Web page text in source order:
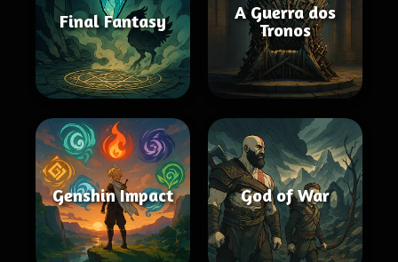
Final Fantasy
A Guerra dos
Tronos
Genshin Impact God of War